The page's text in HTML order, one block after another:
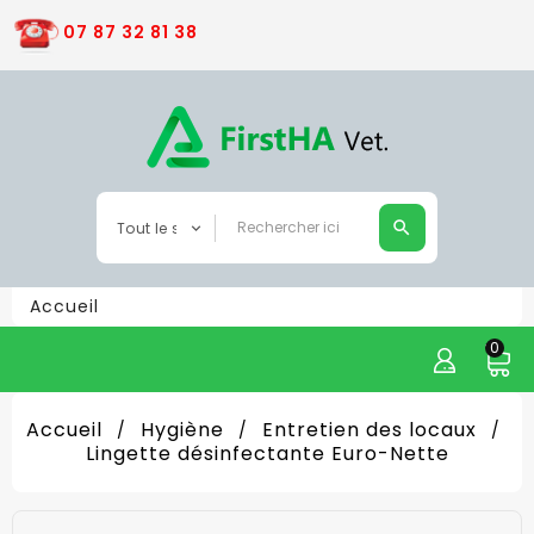
07 87 32 81 38
Accueil
0
Accueil Hygiène
Entretien des locaux
Lingette désinfectante Euro-Nette